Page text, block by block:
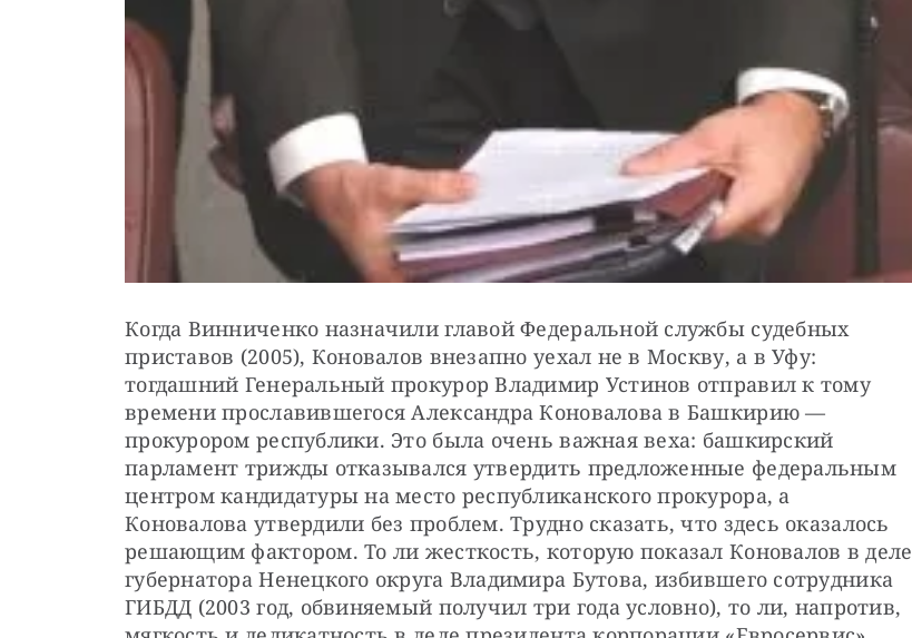
Когда Винниченко назначили главой Федеральной службы судебных
приставов (2005), Коновалов внезапно уехал не в Москву, а в Уфу:
тогдашний Генеральный прокурор Владимир Устинов отправил к тому
времени прославившегося Александра Коновалова в Башкирию —
прокурором республики. Это была очень важная веха: башкирский
парламент трижды отказывался утвердить предложенные федеральным
центром кандидатуры на место республиканского прокурора, а
Коновалова утвердили без проблем. Трудно сказать, что здесь оказалось
решающим фактором. То ли жесткость, которую показал Коновалов в деле
губернатора Ненецкого округа Владимира Бутова, избившего сотрудника
ГИБДД (2003 год, обвиняемый получил три года условно), то ли, напротив,